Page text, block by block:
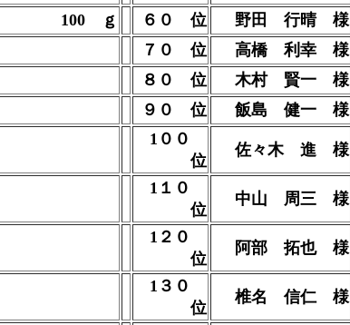
100 ｇ ６０ 位 野田 行晴 様
７０ 位
高橋 利幸 様
８０ 位
木村 賢一 様
９０ 位
飯島 健一 様
1００
位
佐々木 進 様
1１０
位
中山 周三 様
1２０
位
阿部 拓也 様
1３０
位
椎名 信仁 様